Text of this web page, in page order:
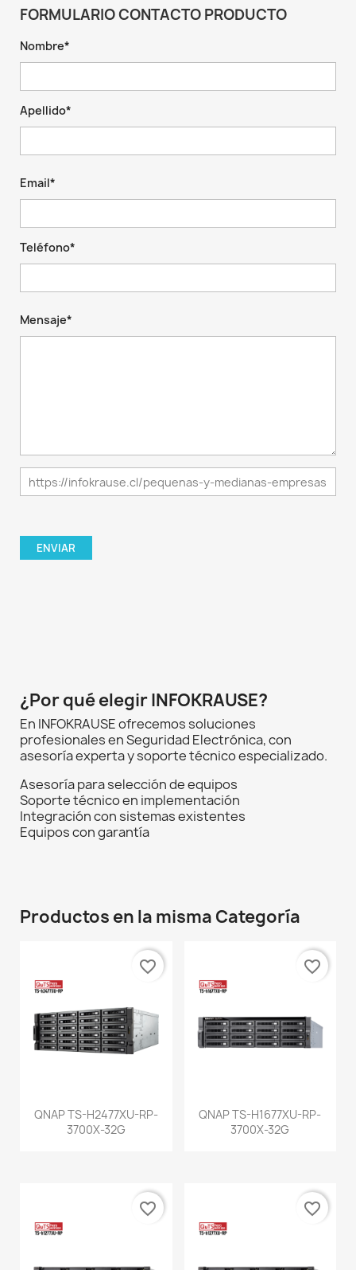
FORMULARIO CONTACTO PRODUCTO
Nombre*
Apellido*
Email*
Teléfono*
Mensaje*
¿Por qué elegir INFOKRAUSE?
En INFOKRAUSE ofrecemos soluciones
profesionales en Seguridad Electrónica, con
asesoría experta y soporte técnico especializado.
Asesoría para selección de equipos
Soporte técnico en implementación
Integración con sistemas existentes
Equipos con garantía
Productos en la misma Categoría
QNAP TS-H2477XU-RP-
3700X-32G
favorite_border
QNAP TS-H1677XU-RP-
3700X-32G
favorite_border
favorite_border favorite_border